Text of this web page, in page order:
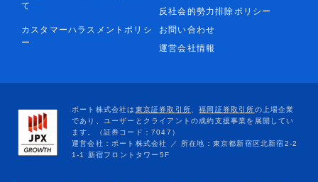
て
反社会的勢力排除ポリシー
カスタマーハラスメントポリシ
ー
お問い合わせ
運営会社情報